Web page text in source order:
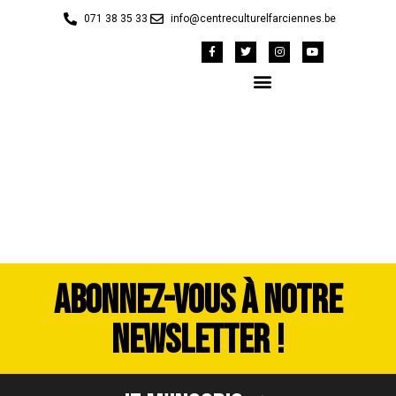
071 38 35 33 info@centreculturelfarciennes.be
ABONNEZ-VOUS À NOTRE
NEWSLETTER !